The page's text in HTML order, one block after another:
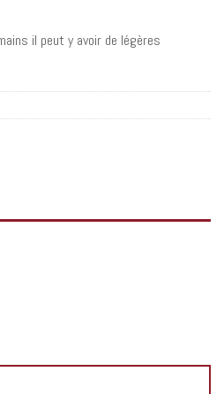
il peut y avoir de légères